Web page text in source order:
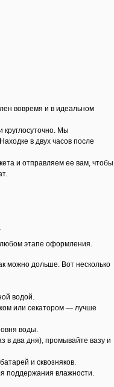
вовремя и в идеальном
круглосуточно. Мы
в двух часов после
и отправляем ее вам, чтобы
этапе оформления.
можно дольше. Вот несколько
водой.
или секатором — лучше
воды.
в два дня), промывайте вазу и
и сквозняков.
поддержания влажности.